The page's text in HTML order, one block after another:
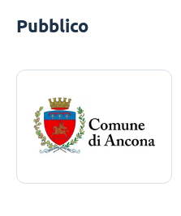
Pubblico